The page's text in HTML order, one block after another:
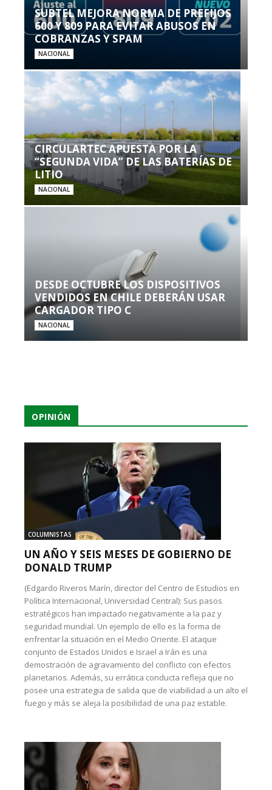
SUBTEL MEJORA NORMA DE PREFIJOS
600 Y 809 PARA EVITAR ABUSOS EN
COBRANZAS Y SPAM
NACIONAL
CIRCULARTEC APUESTA POR LA
“SEGUNDA VIDA” DE LAS BATERÍAS DE
LITIO
NACIONAL
DESDE OCTUBRE LOS DISPOSITIVOS
VENDIDOS EN CHILE DEBERÁN USAR
CARGADOR TIPO C
NACIONAL
OPINIÓN
COLUMNISTAS
UN AÑO Y SEIS MESES DE GOBIERNO DE
DONALD TRUMP
(Edgardo Riveros Marín, director del Centro de Estudios en
Política Internacional, Universidad Central): Sus pasos
estratégicos han impactado negativamente a la paz y
seguridad mundial. Un ejemplo de ello es la forma de
enfrentar la situación en el Medio Oriente. El ataque
conjunto de Estados Unidos e Israel a Irán es una
demostración de agravamiento del conflicto con efectos
planetarios. Además, su errática conducta refleja que no
posee una estrategia de salida que de viabilidad a un alto el
fuego y más se aleja la posibilidad de una paz estable.